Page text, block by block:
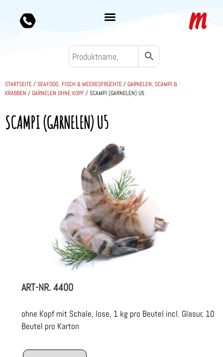
STARTSEITE/SEAFOOD, FISCH & MEERESFRÜCHTE/GARNELEN, SCAMPI &
KRABBEN /GARNELEN OHNE KOPF/ SCAMPI (GARNELEN) U5
SCAMPI (GARNELEN) U5
ART-NR.4400
ohne Kopf mit Schale, lose, 1 kg pro Beutel incl. Glasur, 10
Beutel pro Karton